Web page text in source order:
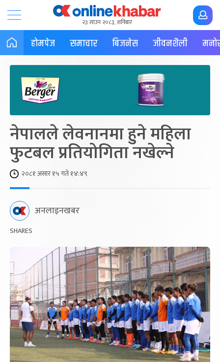
२३ साउन २०८३, शनिबार
होमपेज समाचार बिजनेस जीवनशैली
नेपालले लेवनानमा हुने महिला
फुटबल प्रतियोगिता नखेल्ने
२०८१ असार १५ गते १४:४९
अनलाइनखबर
SHARES